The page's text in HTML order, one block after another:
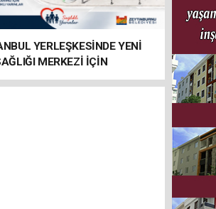
YERLEŞKESİNDE YENİ
MERKEZİ İÇİN
SÜRÜYOR